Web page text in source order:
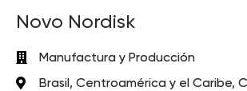
Novo Nordisk
Manufactura y Producción
Brasil, Centroamérica y el Caribe,